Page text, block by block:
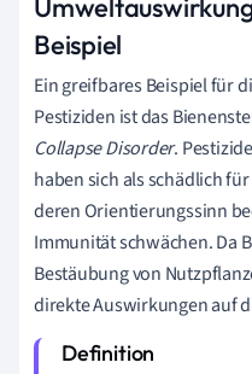
Beispiel
Ein greifbares Beispiel für
Pestiziden ist das
Collapse Disorder.
haben sich als schädlich
deren Orientierungssinn
Immunität schwächen. Da
Bestäubung von
direkte Auswirkungen auf